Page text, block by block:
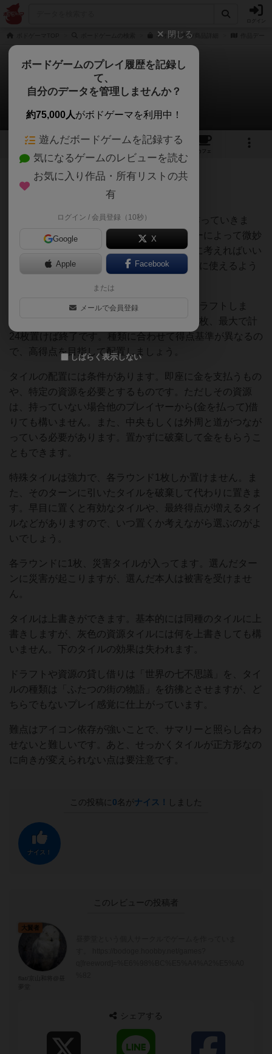
ネオムの通販/商品詳細
ネオム
flat/京山和将@昼夢堂さんのレビュー
2 1 2
カフェ
339名 0名 0 6年以上前
5×5のプレイヤーマットの上に自分の街を作っていきま
す。中央は最初から印刷済みで、プレイヤーによって微妙
に異なります。どういう街にするかは好きに考えればいい
ですが、開始時に選ぶ特殊タイル3枚が有効に使えるよう
ゲームは3ラウンドあり、全員でタイルをドラフトしま
す。方向は毎回時計回りです。各ラウンド8枚、最大で計
24枚置けば終了です。種類に合わせて得点基準が異なるの
で、高得点を目指して配置しましょう。
タイルの配置には条件があります。即座に金を支払うもの
や、特定の資源を必要とするものです。ただしその資源
は、持っていない場合他のプレイヤーから(金を払って)借
りても構いません。また、中央もしくは外周と道がつなが
っている必要があります。置かずに破棄して金をもらうこ
ともできます。
特殊タイルは強力で、各ラウンド1枚しか置けません。ま
た、そのターンに引いたタイルを破棄して代わりに置きま
す。早目に置くと有効なタイルや、最終得点が増えるタイ
ルなどがありますので、いつ置くか考えながら選ぶのがよ
いでしょう。
各ラウンドに1枚、災害タイルが入ってます。選んだター
ンに災害が起こりますが、選んだ本人は被害を受けませ
ん。
タイルは上書きができます。基本的には同種のタイルに上
書きしますが、灰色の資源タイルには何を上書きしても構
いません。下のタイルの効果は失われます。
ドラフトや資源の貸し借りは「世界の七不思議」を、タイ
ルの種類は「ふたつの街の物語」を彷彿とさせますが、ど
ちらでもないプレイ感覚に仕上がっています。
難点はアイコン依存が強いことで、サマリーと照らし合わ
せないと難しいです。あと、せっかくタイルが正方形なの
に向きが変えられない点は要注意です。
この投稿に 0名がナイス！ しました
ナイス！
このレビューの投稿者
大賢者
シェアする
閉じる
ボードゲームのプレイ履歴を記録し
て、
自分のデータを管理しませんか？
約75,000人がボドゲーマを利用中！
遊んだボードゲームを記録する
気になるゲームのレビューを読む
お気に入り作品・所有リストの共
有
ログイン / 会員登録（10秒）
Google X
Apple Facebook
または
メールで会員登録
しばらく表示しない